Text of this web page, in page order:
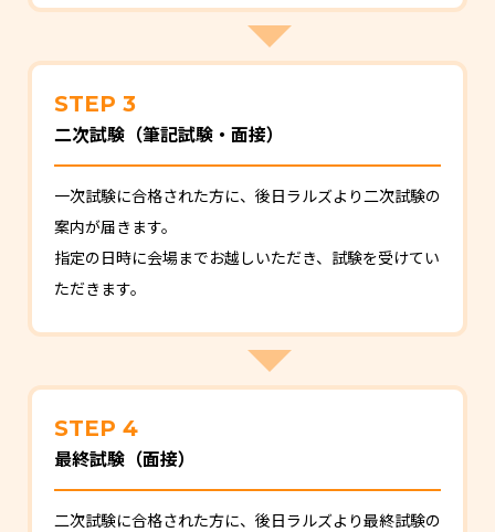
STEP 3
二次試験（筆記試験・面接）
一次試験に合格された方に、後日ラルズより二次試験の
案内が届きます。
指定の日時に会場までお越しいただき、試験を受けてい
ただきます。
STEP 4
最終試験（面接）
二次試験に合格された方に、後日ラルズより最終試験の